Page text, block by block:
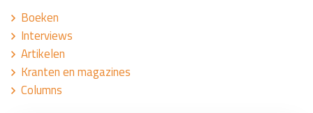
Boeken
Interviews
Artikelen
Kranten en magazines
Columns